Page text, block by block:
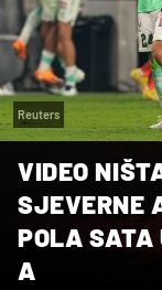
Reuters
VIDEO
SJEVERNE
POLA SATA
A